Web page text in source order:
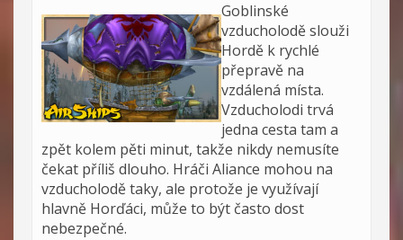
Goblinské
vzducholodě slouži
Hordě k rychlé
přepravě na
vzdálená místa.
Vzducholodi trvá
jedna cesta tam a
zpět kolem pěti minut, takže nikdy nemusíte
čekat příliš dlouho. Hráči Aliance mohou na
vzducholodě taky, ale protože je využívají
hlavně Horďáci, může to být často dost
nebezpečné.